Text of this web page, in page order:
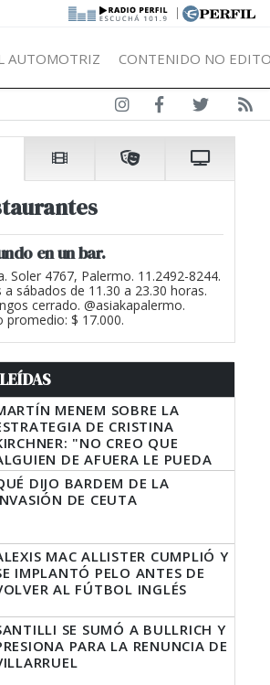
|
AUTOMOTRIZ CONTENIDO NO
en un bar.
Soler 4767, Palermo. 11.2492-8244.
a sábados de 11.30 a 23.30 horas.
cerrado. @asiakapalermo.
promedio: $ 17.000.
MENEM SOBRE LA
DE CRISTINA
"NO CREO QUE
DE AFUERA LE PUEDA
A LA JUSTICIA LO QUE
QUE HACER"
DIJO BARDEM DE LA
DE CEUTA
MAC ALLISTER CUMPLIÓ Y
IMPLANTÓ PELO ANTES DE
AL FÚTBOL INGLÉS
SE SUMÓ A BULLRICH Y
PARA LA RENUNCIA DE